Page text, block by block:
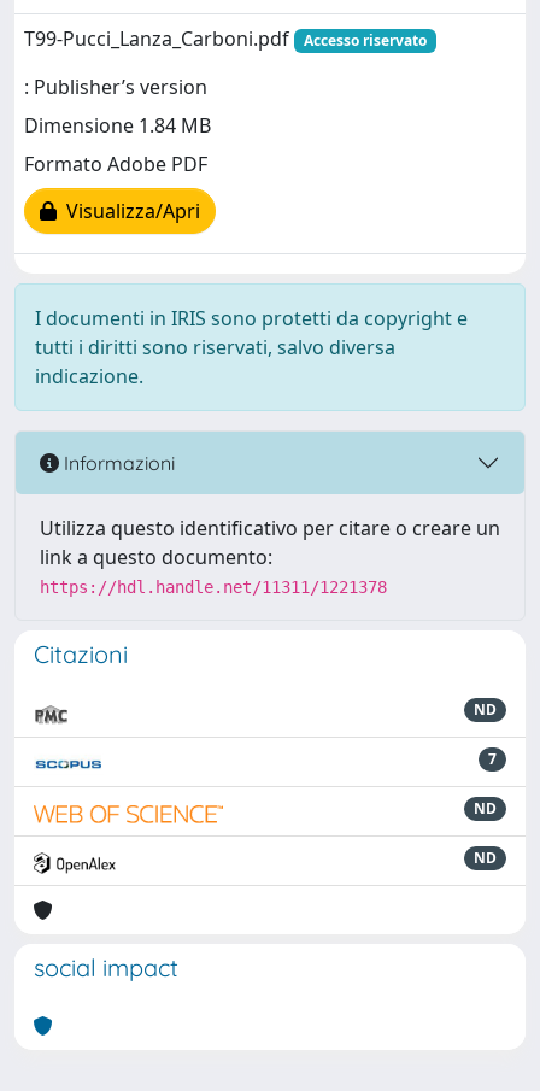
T99-Pucci_Lanza_Carboni.pdf
Accesso riservato
: Publisher’s version
Dimensione 1.84 MB
Formato Adobe PDF
Visualizza/Apri
I documenti in IRIS sono protetti da copyright e
tutti i diritti sono riservati, salvo diversa
indicazione.
Informazioni
Utilizza questo identificativo per citare o creare un
link a questo documento:
https://hdl.handle.net/11311/1221378
Citazioni
ND
7
ND
ND
social impact